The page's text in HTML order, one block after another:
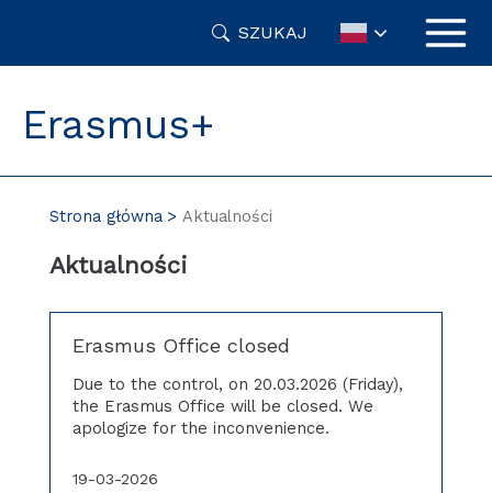
SZUKAJ
Erasmus+
Strona główna Aktualności
Aktualności
Erasmus Office closed
Due to the control, on 20.03.2026 (Friday),
the Erasmus Office will be closed. We
apologize for the inconvenience.
19-03-2026